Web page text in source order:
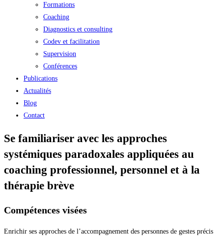
Formations
Coaching
Diagnostics et consulting
Codev et facilitation
Supervision
Conférences
Publications
Actualités
Blog
Contact
Se familiariser avec les approches
systémiques paradoxales appliquées au
coaching professionnel, personnel et à la
thérapie brève
Compétences visées
Enrichir ses approches de l’accompagnement des personnes de gestes précis